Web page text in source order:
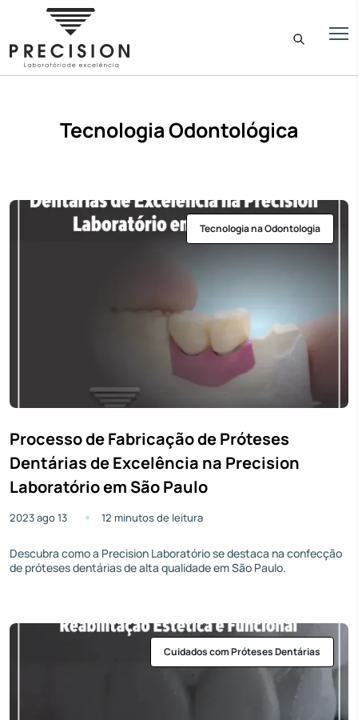
Tecnologia Odontológica
Tecnologia na Odontologia
Processo de Fabricação de Próteses
Dentárias de Excelência na Precision
Laboratório em São Paulo
2023 ago 13 12 minutos de leitura
Descubra como a Precision Laboratório se destaca na confecção
de próteses dentárias de alta qualidade em São Paulo.
Cuidados com Próteses Dentárias